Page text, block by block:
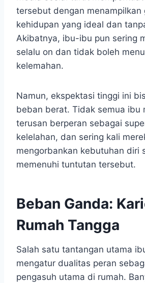
tersebut dengan menampilkan
kehidupan yang ideal dan
Akibatnya, ibu-ibu pun sering
selalu on dan tidak boleh
kelemahan.
Namun, ekspektasi tinggi ini
beban berat. Tidak semua ibu
terusan berperan sebagai
kelelahan, dan sering kali
mengorbankan kebutuhan diri
memenuhi tuntutan tersebut.
Beban Ganda:
Rumah Tangga
Salah satu tantangan utama
mengatur dualitas peran
pengasuh utama di rumah.